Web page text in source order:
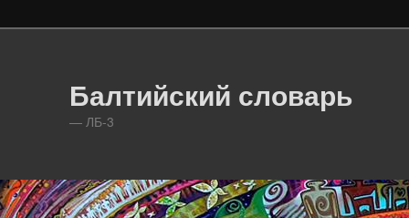
Балтийский словарь
— ЛБ-3